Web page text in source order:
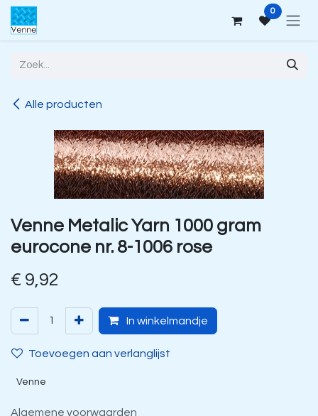
Overslaan naar inhoud 0
Alle producten
Venne Metalic Yarn 1000 gram
eurocone nr. 8-1006 rose
€ 9,92
In winkelmandje
Toevoegen aan verlanglijst
Venne
Algemene voorwaarden